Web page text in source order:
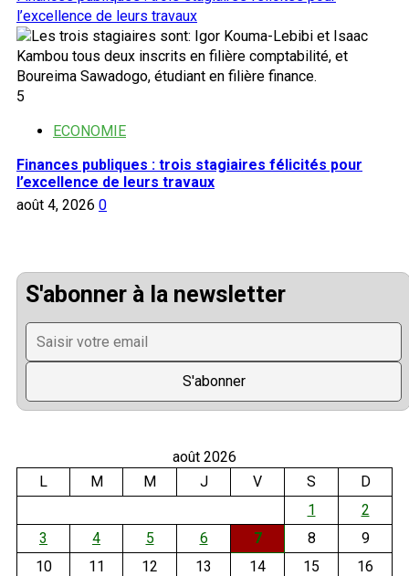
l’excellence de leurs travaux
5
ECONOMIE
Finances publiques : trois stagiaires félicités pour
l’excellence de leurs travaux
août 4, 2026 0
S'abonner à la newsletter
août 2026
L
M M J V S
D
1
2
3
4 5 6 7 8
9
10
11 12 13 14 15
16